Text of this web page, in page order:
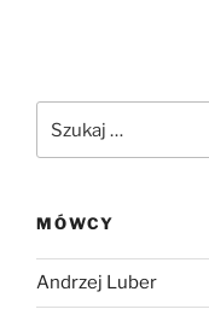
MÓWCY
Andrzej Luber